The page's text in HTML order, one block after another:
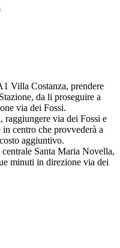
Villa Costanza, prendere
da li proseguire a
via dei Fossi.
raggiungere via dei Fossi e
centro che provvederà a
aggiuntivo.
centrale Santa Maria Novella,
minuti in direzione via dei